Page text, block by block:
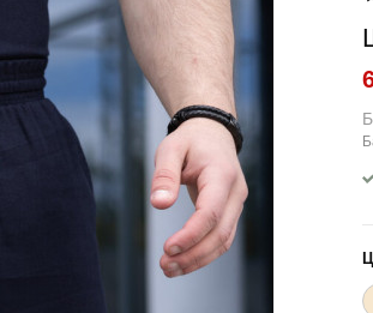
Тактичний жіночий
одяг
Тактичний чоловічий
Тактичні рукавиці
Тактичні шкарпетки
ТЕРМО-КОМПЛЕКТИ